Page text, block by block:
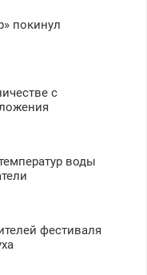
покинул
с
воды
фестиваля